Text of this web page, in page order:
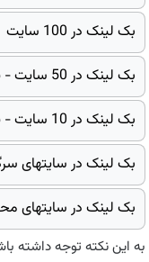
بک لینک در 100 سایت
بک لینک در 50 سایت - پکیج 1
بک لینک در 10 سایت - پکیج 2
بک لینک در سایتهای
بک لینک در سایتهای
به این نکته توجه داشته